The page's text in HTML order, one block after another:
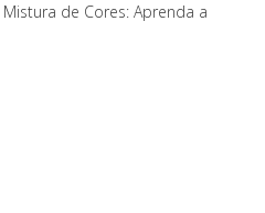
Mistura de Cores: Aprenda a